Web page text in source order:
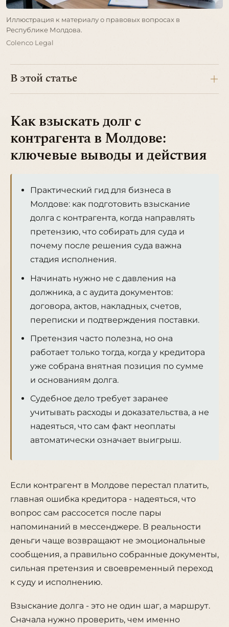
Иллюстрация к материалу о правовых вопросах в
Республике Молдова.
Colenco Legal
В этой статье
Как взыскать долг с
контрагента в Молдове:
ключевые выводы и действия
Практический гид для бизнеса в
Молдове: как подготовить взыскание
долга с контрагента, когда направлять
претензию, что собирать для суда и
почему после решения суда важна
стадия исполнения.
Начинать нужно не с давления на
должника, а с аудита документов:
договора, актов, накладных, счетов,
переписки и подтверждения поставки.
Претензия часто полезна, но она
работает только тогда, когда у кредитора
уже собрана внятная позиция по сумме
и основаниям долга.
Судебное дело требует заранее
учитывать расходы и доказательства, а не
надеяться, что сам факт неоплаты
автоматически означает выигрыш.
Если контрагент в Молдове перестал платить,
главная ошибка кредитора - надеяться, что
вопрос сам рассосется после пары
напоминаний в мессенджере. В реальности
деньги чаще возвращают не эмоциональные
сообщения, а правильно собранные документы,
сильная претензия и своевременный переход
к суду и исполнению.
Взыскание долга - это не один шаг, а маршрут.
Сначала нужно проверить, чем именно